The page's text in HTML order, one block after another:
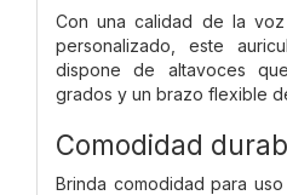
Con una calidad de la
personalizado, este
dispone de altavoces
grados y un brazo flexible
Comodidad
Brinda comodidad para